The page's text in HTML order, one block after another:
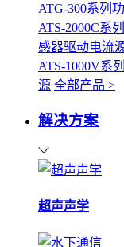
ATG-300系列
ATS-2000C系
感器驱动电流
ATS-1000V系
源 全部产品 >
解决方案
超声声学